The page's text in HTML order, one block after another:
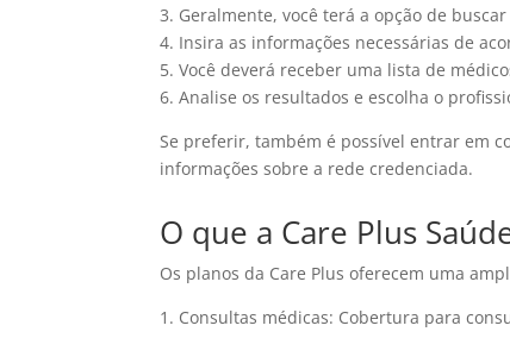
3. Geralmente, você terá a opção de
4. Insira as informações necessárias de
5. Você deverá receber uma lista de
6. Analise os resultados e escolha o
Se preferir, também é possível entrar em
informações sobre a rede credenciada.
O que a Care Plus
Os planos da Care Plus oferecem uma
1. Consultas médicas: Cobertura para